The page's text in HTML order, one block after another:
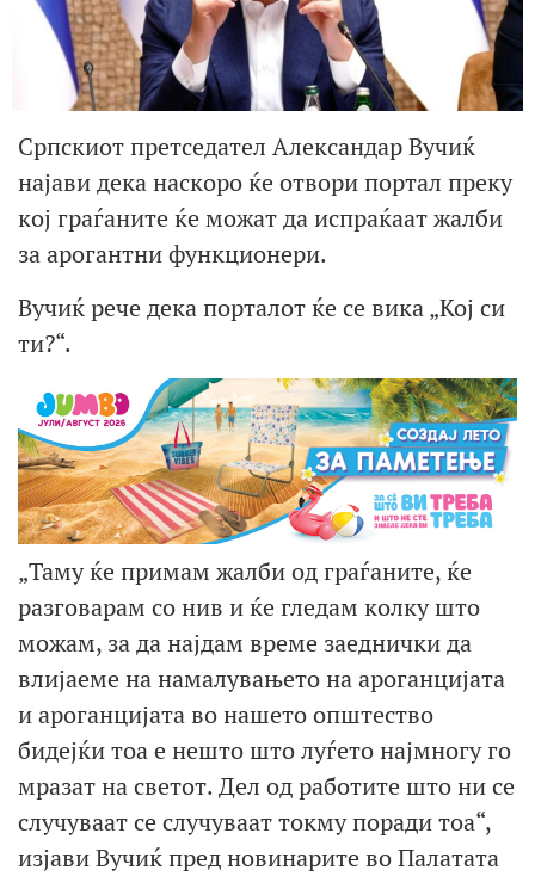
Српскиот претседател Александар Вучиќ
најави дека наскоро ќе отвори портал преку
кој граѓаните ќе можат да испраќаат жалби
за арогантни функционери.
Вучиќ рече дека порталот ќе се вика „Кој си
ти?“.
„Таму ќе примам жалби од граѓаните, ќе
разговарам со нив и ќе гледам колку што
можам, за да најдам време заеднички да
влијаеме на намалувањето на ароганцијата
и ароганцијата во нашето општество
бидејќи тоа е нешто што луѓето најмногу го
мразат на светот. Дел од работите што ни се
случуваат се случуваат токму поради тоа“,
изјави Вучиќ пред новинарите во Палатата